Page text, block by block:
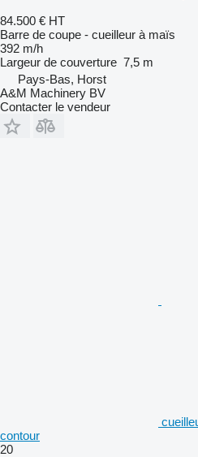
84.500 € HT
Barre de coupe - cueilleur à maïs
392 m/h
Largeur de couverture 7,5 m
Pays-Bas, Horst
A&M Machinery BV
Contacter le vendeur
contour
20